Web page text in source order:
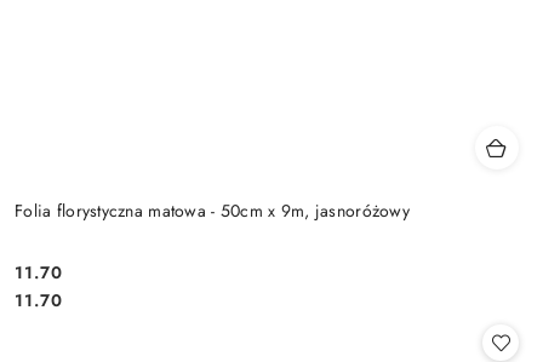
Folia florystyczna matowa - 50cm x 9m, jasnoróżowy
Cena:
11.70
Cena:
11.70